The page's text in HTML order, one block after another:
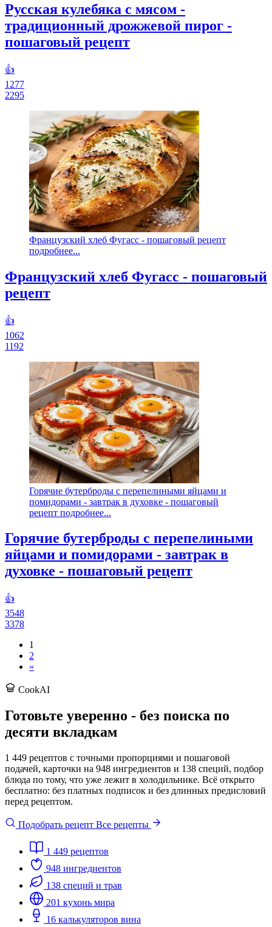
Русская кулебяка с мясом -
традиционный дрожжевой пирог -
пошаговый рецепт
👍
1277
2295
Французский хлеб Фугасс - пошаговый рецепт
подробнее...
Французский хлеб Фугасс - пошаговый
рецепт
👍
1062
1192
Горячие бутерброды с перепелиными яйцами и
помидорами - завтрак в духовке - пошаговый
рецепт подробнее...
Горячие бутерброды с перепелиными
яйцами и помидорами - завтрак в
духовке - пошаговый рецепт
👍
3548
3378
1
2
»
CookAI
Готовьте уверенно - без поиска по
десяти вкладкам
1 449 рецептов с точными пропорциями и пошаговой
подачей, карточки на 948 ингредиентов и 138 специй, подбор
блюда по тому, что уже лежит в холодильнике. Всё открыто
бесплатно: без платных подписок и без длинных предисловий
перед рецептом.
Подобрать рецепт Все рецепты
1 449 рецептов
948 ингредиентов
138 специй и трав
201 кухонь мира
16 калькуляторов вина